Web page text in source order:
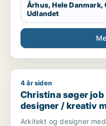
Århus, Hele
Udlandet
Christina søger job som
4 år siden
Christina søger
designer / kreativ
projektleder /
Arkitekt og designer